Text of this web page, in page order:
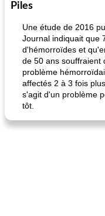
Piles
Une étude de 2016
Journal indiquait que
d'hémorroïdes et
de 50 ans souffraient
problème
affectés 2 à 3 fois
s'agit d'un problème
tôt.